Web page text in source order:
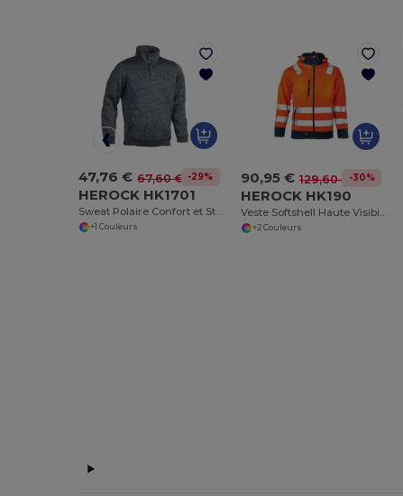
47,76 € 67,60 € -29%
HEROCK HK1701
Sweat Polaire Confort et Style HK1701
+1 Couleurs
90,95 € 129,60 €-30%
HEROCK HK190
+2 Couleurs